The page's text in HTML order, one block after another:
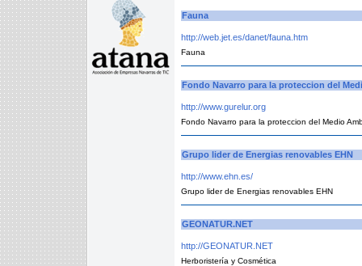
Fauna
http://web.jet.es/danet/fauna.htm
Fauna
Fondo Navarro para la proteccion del
http://www.gurelur.org
Fondo Navarro para la proteccion del Medio
Grupo lider de Energias renovables EHN
http://www.ehn.es/
Grupo lider de Energias renovables EHN
GEONATUR.NET
http://GEONATUR.NET
Herboristería y Cosmética